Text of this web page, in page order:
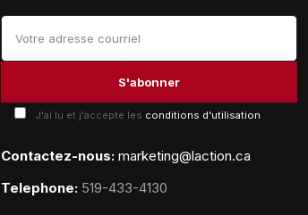
J'ai lu et j'accepte les conditions d'utilisation
Contactez-nous: marketing@laction.ca
Telephone: 519-433-4130